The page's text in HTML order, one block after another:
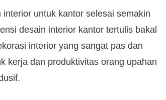
untuk kantor selesai semakin
desain interior kantor tertulis bakal
interior yang sangat pas dan
kerja dan produktivitas orang upahan